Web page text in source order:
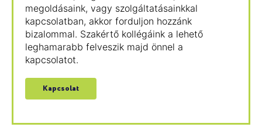
megoldásaink, vagy szolgáltatásainkkal
kapcsolatban, akkor forduljon hozzánk
bizalommal. Szakértő kollégáink a lehető
leghamarabb felveszik majd önnel a
kapcsolatot.
Kapcsolat